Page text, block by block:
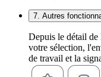
7. Autres
Depuis le détail
votre sélection,
de travail et la